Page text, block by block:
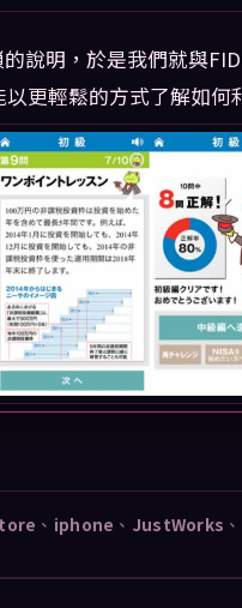
說明，於是我們就與
更輕鬆的方式了解如何
、 iphone 、 JustWorks 、